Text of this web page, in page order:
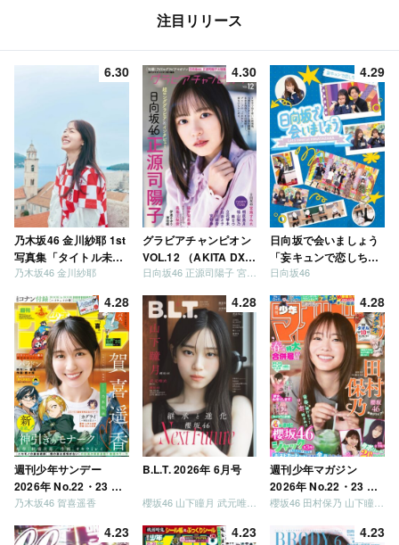
注目リリース
6.30
乃木坂46 金川紗耶 1st
写真集「タイトル未
定」
乃木坂46 金川紗耶
4.30
グラビアチャンピオン
VOL.12 （AKITA DXシ
リーズ）
日向坂46 正源司陽子 宮地すみれ
4.29
日向坂で会いましょう
「妄キュンで恋しちゃ
いましょう」「どっち
う」「ご褒美でロケし
ましょう」「フレンド
リーになりましょう」
「笑って卒業を祝いま
しょう」 [Blu-ray]
日向坂46
4.28
週刊少年サンデー
2026年 No.22・23 合
併号
乃木坂46 賀喜遥香
4.28
B.L.T. 2026年 6月号
櫻坂46 山下瞳月 武元唯衣 / 乃木坂46 海邉朱莉
4.28
週刊少年マガジン
2026年 No.22・23 合
併号
4.23 4.23 4.23